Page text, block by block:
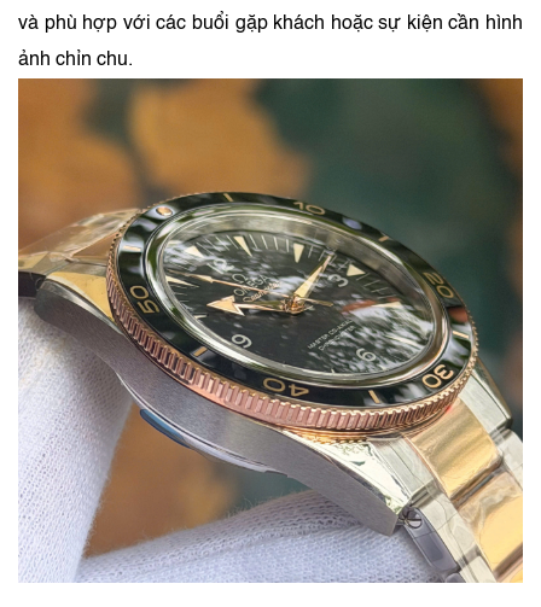
và phù hợp với các buổi gặp khách hoặc sự kiện cần hình
ảnh chỉn chu.